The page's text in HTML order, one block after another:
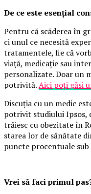
De ce este esențial
Pentru că scăderea în
ci unul ce necesită
tratamentele, fie că
viață, medicație sau
personalizate. Doar un
potrivită.Aici poți găsi
Discuția cu un medic
potrivit studiului Ipsos,
trăiesc cu obezitate în
starea lor de sănătate
puncte procentuale sub
Vrei să faci primul